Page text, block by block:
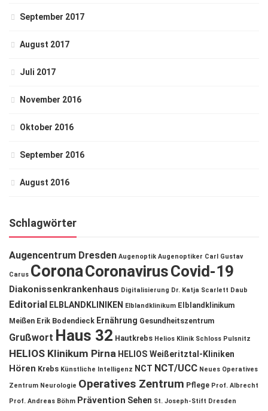
September 2017
August 2017
Juli 2017
November 2016
Oktober 2016
September 2016
August 2016
Schlagwörter
Augencentrum Dresden Augenoptik Augenoptiker Carl Gustav
Carus CoronaCoronavirusCovid-19
Diakonissenkrankenhaus Digitalisierung Dr. Katja Scarlett Daub
Editorial ELBLANDKLINIKEN Elblandklinikum Elblandklinikum
Meißen Erik Bodendieck Ernährung Gesundheitszentrum
Grußwort Haus 32 Hautkrebs Helios Klinik Schloss Pulsnitz
HELIOS Klinikum Pirna HELIOS Weißeritztal-Kliniken
Hören Krebs Künstliche Intelligenz NCT NCT/UCC Neues Operatives
Zentrum Neurologie Operatives Zentrum Pflege Prof. Albrecht
Prof. Andreas Böhm Prävention Sehen St. Joseph-Stift Dresden